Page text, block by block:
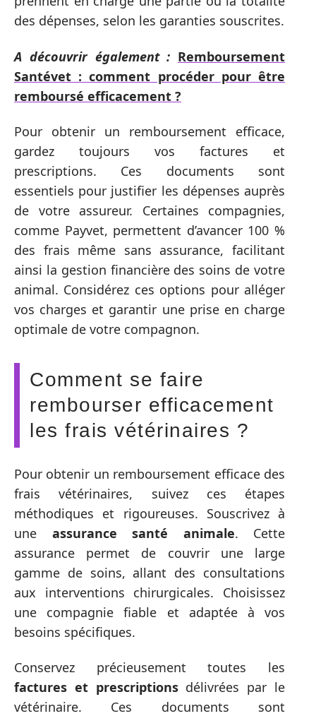
des dépenses, selon les garanties souscrites.
A découvrir également : Remboursement
Santévet : comment procéder pour être
remboursé efficacement ?
Pour obtenir un remboursement efficace,
gardez toujours vos factures et
prescriptions. Ces documents sont
essentiels pour justifier les dépenses auprès
de votre assureur. Certaines compagnies,
comme Payvet, permettent d’avancer 100 %
des frais même sans assurance, facilitant
ainsi la gestion financière des soins de votre
animal. Considérez ces options pour alléger
vos charges et garantir une prise en charge
optimale de votre compagnon.
Comment se faire
rembourser efficacement
les frais vétérinaires ?
Pour obtenir un remboursement efficace des
frais vétérinaires, suivez ces étapes
méthodiques et rigoureuses. Souscrivez à
une assurance santé animale. Cette
assurance permet de couvrir une large
gamme de soins, allant des consultations
aux interventions chirurgicales. Choisissez
une compagnie fiable et adaptée à vos
besoins spécifiques.
Conservez précieusement toutes les
factures et prescriptionsdélivrées par le
vétérinaire. Ces documents sont